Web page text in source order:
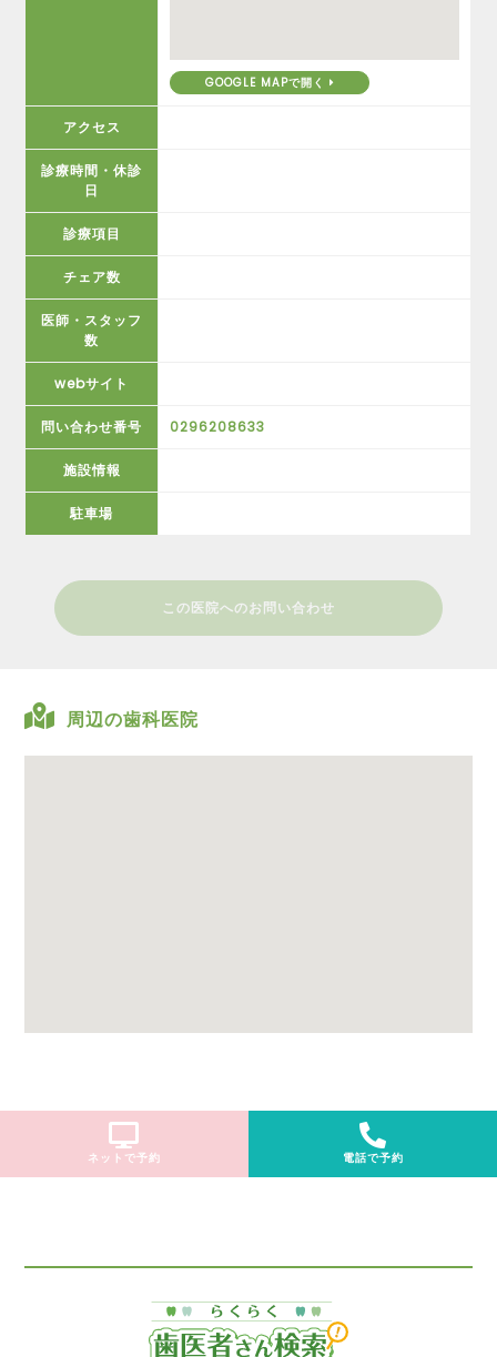
GOOGLE MAPで開く
アクセス
診療時間・休診
日
診療項目
チェア数
医師・スタッフ
数
webサイト
問い合わせ番号 0296208633
施設情報
駐車場
この医院へのお問い合わせ
周辺の歯科医院
ネットで予約 電話で予約